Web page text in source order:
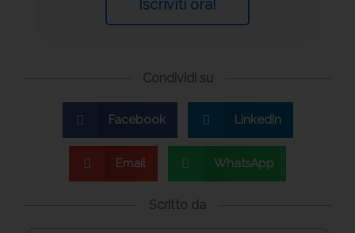
Iscriviti ora!
Condividi su
Facebook LinkedIn
Email WhatsApp
Scritto da